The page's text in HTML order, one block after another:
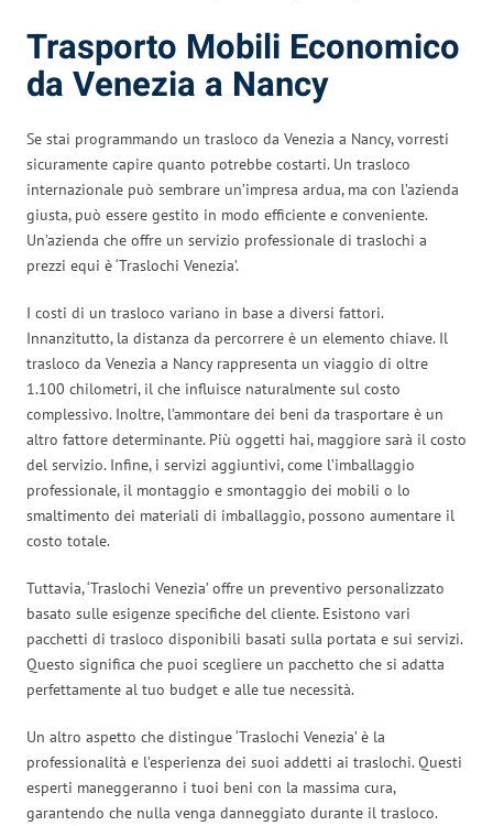
Trasporto Mobili Economico
da Venezia a Nancy
Se stai programmando un trasloco da Venezia a Nancy, vorresti
sicuramente capire quanto potrebbe costarti. Un trasloco
internazionale può sembrare un’impresa ardua, ma con l’azienda
giusta, può essere gestito in modo efficiente e conveniente.
Un’azienda che offre un servizio professionale di traslochi a
prezzi equi è ‘Traslochi Venezia’.
I costi di un trasloco variano in base a diversi fattori.
Innanzitutto, la distanza da percorrere è un elemento chiave. Il
trasloco da Venezia a Nancy rappresenta un viaggio di oltre
1.100 chilometri, il che influisce naturalmente sul costo
complessivo. Inoltre, l’ammontare dei beni da trasportare è un
altro fattore determinante. Più oggetti hai, maggiore sarà il costo
del servizio. Infine, i servizi aggiuntivi, come l’imballaggio
professionale, il montaggio e smontaggio dei mobili o lo
smaltimento dei materiali di imballaggio, possono aumentare il
costo totale.
Tuttavia, ‘Traslochi Venezia’ offre un preventivo personalizzato
basato sulle esigenze specifiche del cliente. Esistono vari
pacchetti di trasloco disponibili basati sulla portata e sui servizi.
Questo significa che puoi scegliere un pacchetto che si adatta
perfettamente al tuo budget e alle tue necessità.
Un altro aspetto che distingue ‘Traslochi Venezia’ è la
professionalità e l’esperienza dei suoi addetti ai traslochi. Questi
esperti maneggeranno i tuoi beni con la massima cura,
garantendo che nulla venga danneggiato durante il trasloco.